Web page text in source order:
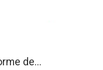
de...